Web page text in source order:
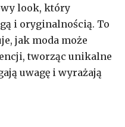
look, który
i oryginalnością. To
jak moda może
tworząc unikalne
uwagę i wyrażają